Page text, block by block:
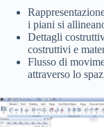
i piani si
Dettagli
costruttivi e
Flusso di
attraverso lo